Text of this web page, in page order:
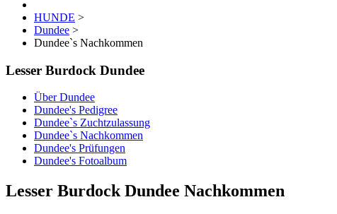
HUNDE >
Dundee >
Dundee`s Nachkommen
Lesser Burdock Dundee
Über Dundee
Dundee's Pedigree
Dundee`s Zuchtzulassung
Dundee`s Nachkommen
Dundee's Prüfungen
Dundee's Fotoalbum
Lesser Burdock Dundee Nachkommen